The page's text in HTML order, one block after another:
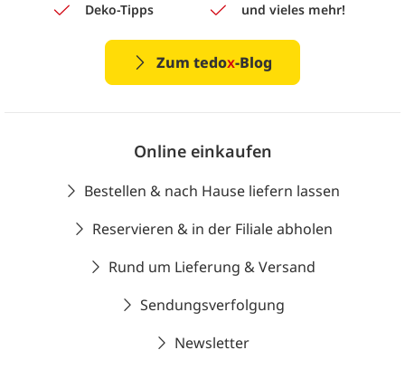
Deko-Tipps
und vieles mehr!
Zum tedox-Blog
Online einkaufen
Bestellen & nach Hause liefern lassen
Reservieren & in der Filiale abholen
Rund um Lieferung & Versand
Sendungsverfolgung
Newsletter